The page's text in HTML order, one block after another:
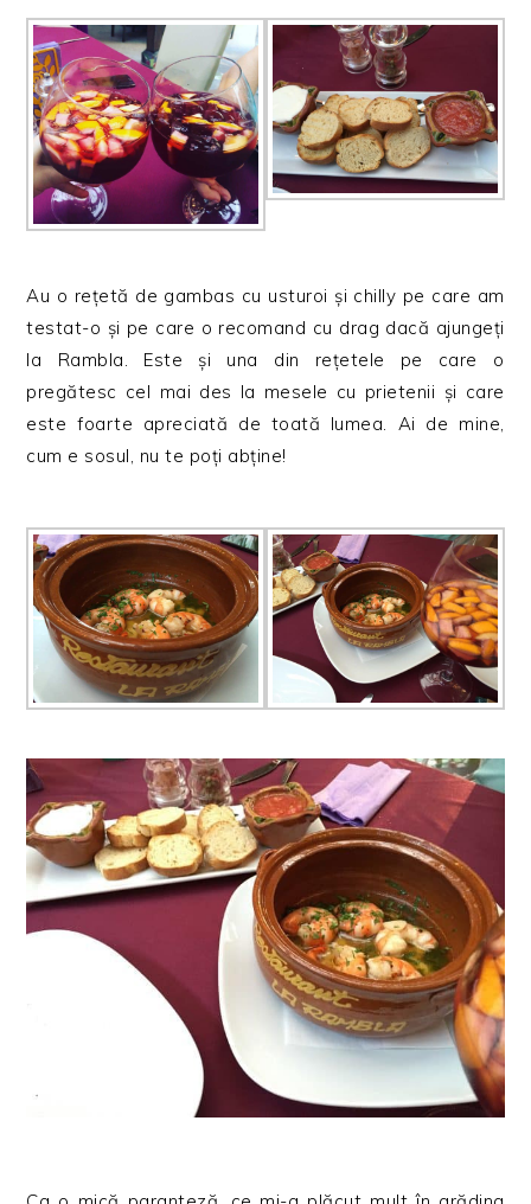
Au o rețetă de gambas cu usturoi și chilly pe care am
testat-o și pe care o recomand cu drag dacă ajungeți
la Rambla. Este și una din rețetele pe care o
pregătesc cel mai des la mesele cu prietenii și care
este foarte apreciată de toată lumea. Ai de mine,
cum e sosul, nu te poți abține!